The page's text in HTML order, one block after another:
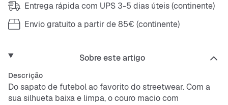
Entrega rápida com UPS 3-5 dias úteis (continente)
Envio gratuito a partir de 85€ (continente)
Sobre este artigo
Descrição
Do sapato de futebol ao favorito do streetwear. Com a
sua silhueta baixa e limpa, o couro macio com